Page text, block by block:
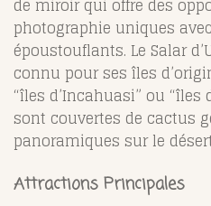
de miroir qui offre des
photographie uniques
époustouflants. Le Salar
connu pour ses îles
“îles d’Incahuasi” ou “îles
sont couvertes de cactus
panoramiques sur le
Attractions Principales